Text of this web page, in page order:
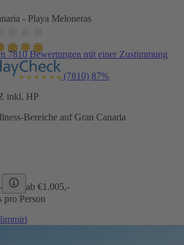
- Playa Meloneras
7810 Bewertungen mit einer Zustimmung
(7810) 87%
inkl. HP
Bereiche auf Gran Canaria
ab €1.005,-
pro Person